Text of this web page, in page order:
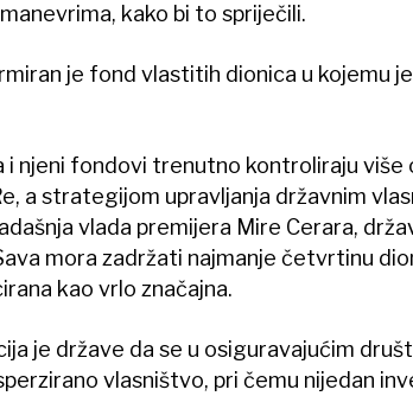
kako bi to spriječili.
je fond vlastitih dionica u kojemu
i njeni fondovi trenutno kontroliraju više
a strategijom upravljanja državnim
vlada premijera Mire Cerara,
mora zadržati najmanje četvrtinu
kao vrlo značajna.
je države da se u osiguravajućim
vlasništvo, pri čemu nijedan